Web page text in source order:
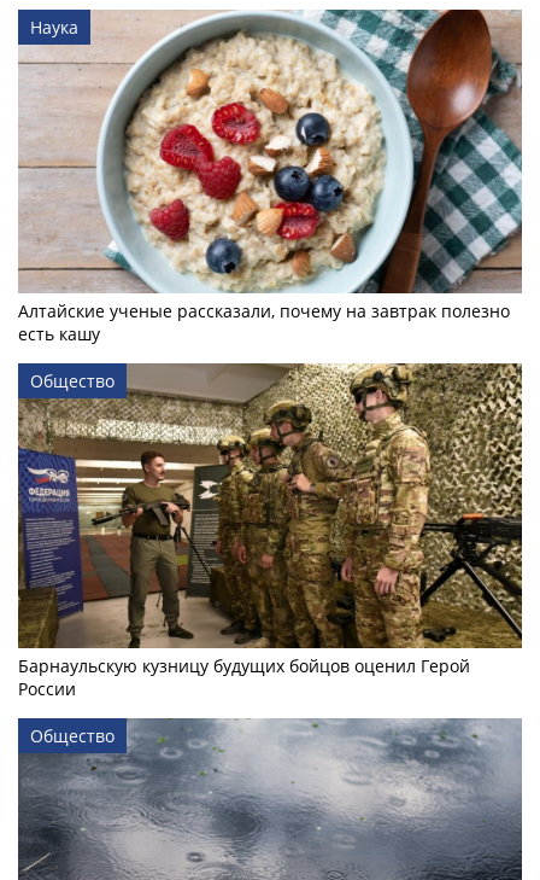
Наука
Алтайские ученые рассказали, почему на завтрак полезно
есть кашу
Общество
Барнаульскую кузницу будущих бойцов оценил Герой
России
Общество